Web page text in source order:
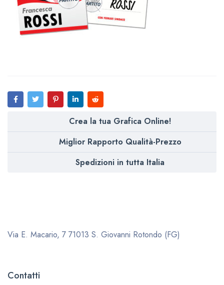
Crea la tua Grafica Online!
Miglior Rapporto Qualità-Prezzo
Spedizioni in tutta Italia
Via E. Macario, 7 71013 S. Giovanni Rotondo (FG)
Contatti